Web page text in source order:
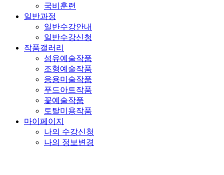
국비훈련
일반과정
일반수강안내
일반수강신청
작품갤러리
섬유예술작품
조형예술작품
응용미술작품
푸드아트작품
꽃예술작품
토탈미용작품
마이페이지
나의 수강신청
나의 정보변경